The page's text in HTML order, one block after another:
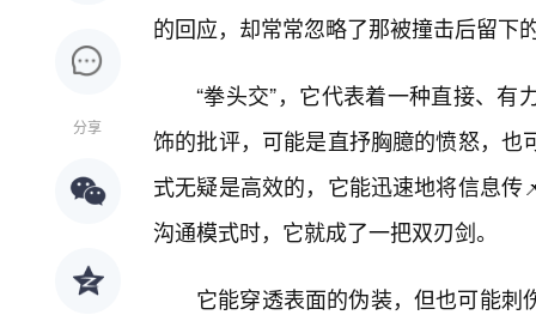
分享
的回应，却常常忽略了那被撞击后留下
“拳头交”，它代表着一种直接、
饰的批评，可能是直抒胸臆的愤怒，
式无疑是高效的，它能迅速地将信息
沟通模式时，它就成了一把双刃剑。
它能穿透表面的伪装，但也可能